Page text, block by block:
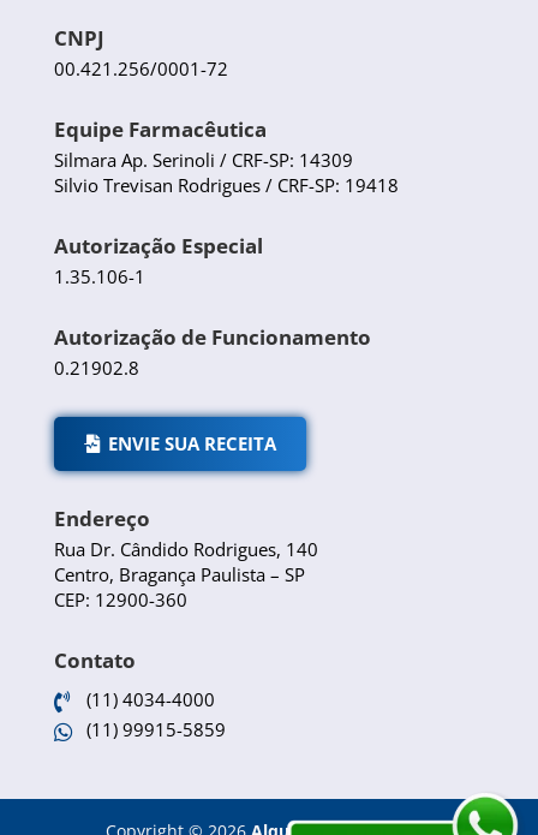
CNPJ
00.421.256/0001-72
Equipe Farmacêutica
Silmara Ap. Serinoli / CRF-SP: 14309
Silvio Trevisan Rodrigues / CRF-SP: 19418
Autorização Especial
1.35.106-1
Autorização de Funcionamento
0.21902.8
ENVIE SUA RECEITA
Endereço
Rua Dr. Cândido Rodrigues, 140
Centro, Bragança Paulista – SP
CEP: 12900-360
Contato
 (11) 4034-4000
 (11) 99915-5859